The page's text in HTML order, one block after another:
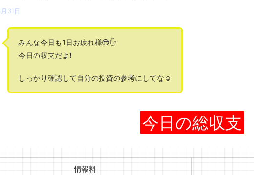
31日
みんな今日も1日お疲れ様😎✋
今日の収支だよ❗️
しっかり確認して自分の投資の参考にしてな☺️
今日の総収支
情報料